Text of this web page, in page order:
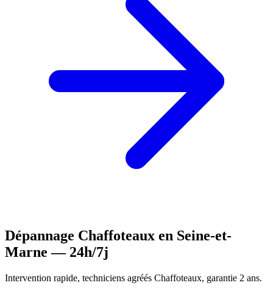
Dépannage Chaffoteaux en Seine-et-
Marne — 24h/7j
Intervention rapide, techniciens agréés Chaffoteaux, garantie 2 ans.